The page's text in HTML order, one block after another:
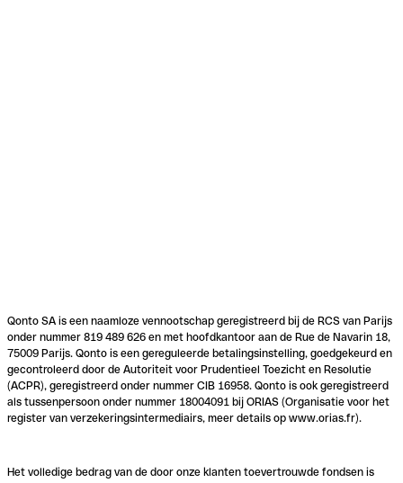
Qonto SA is een naamloze vennootschap geregistreerd bij de RCS van Parijs
onder nummer 819 489 626 en met hoofdkantoor aan de Rue de Navarin 18,
75009 Parijs. Qonto is een gereguleerde betalingsinstelling, goedgekeurd en
gecontroleerd door de Autoriteit voor Prudentieel Toezicht en Resolutie
(ACPR), geregistreerd onder nummer CIB 16958. Qonto is ook geregistreerd
als tussenpersoon onder nummer 18004091 bij ORIAS (Organisatie voor het
register van verzekeringsintermediairs, meer details op www.orias.fr).
Het volledige bedrag van de door onze klanten toevertrouwde fondsen is